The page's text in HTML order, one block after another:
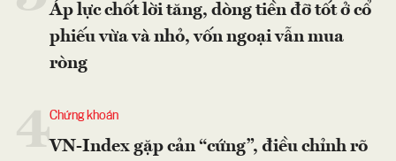
Áp lực chốt lời tăng, dòng tiền đỡ tốt ở cổ
phiếu vừa và nhỏ, vốn ngoại vẫn mua
ròng
4Chứng khoán
VN-Index gặp cản “cứng”, điều chỉnh rõ